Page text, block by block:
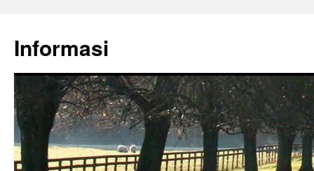
content
Informasi